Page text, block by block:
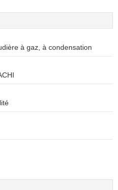
à gaz, à condensation